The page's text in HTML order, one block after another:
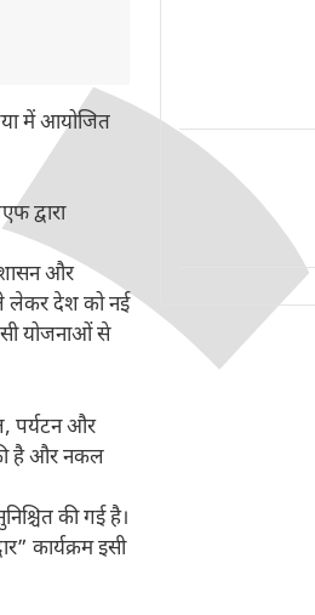
में आयोजित
द्वारा
और
लेकर देश को नई
योजनाओं से
पर्यटन और
की है और नकल
की गई है।
कार्यक्रम इसी